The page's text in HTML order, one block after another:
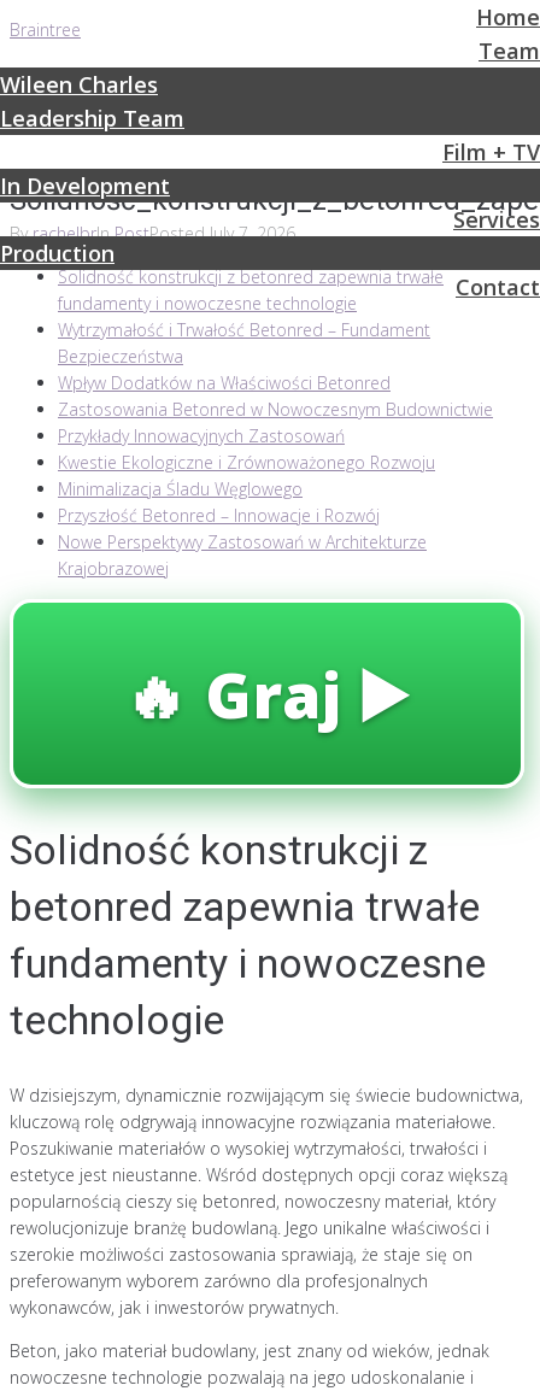
Braintree
Home
Team
Wileen Charles
Leadership Team
Film + TV
In Development
Services
Production
Contact
ByrachelbrInPostPostedJuly 7, 2026
Solidność konstrukcji z betonred zapewnia trwałe
fundamenty i nowoczesne technologie
Wytrzymałość i Trwałość Betonred – Fundament
Bezpieczeństwa
Wpływ Dodatków na Właściwości Betonred
Zastosowania Betonred w Nowoczesnym Budownictwie
Przykłady Innowacyjnych Zastosowań
Kwestie Ekologiczne i Zrównoważonego Rozwoju
Minimalizacja Śladu Węglowego
Przyszłość Betonred – Innowacje i Rozwój
Nowe Perspektywy Zastosowań w Architekturze
Krajobrazowej
🔥 Graj ▶️
Solidność konstrukcji z
betonred zapewnia trwałe
fundamenty i nowoczesne
technologie
W dzisiejszym, dynamicznie rozwijającym się świecie budownictwa,
kluczową rolę odgrywają innowacyjne rozwiązania materiałowe.
Poszukiwanie materiałów o wysokiej wytrzymałości, trwałości i
estetyce jest nieustanne. Wśród dostępnych opcji coraz większą
popularnością cieszy się betonred, nowoczesny materiał, który
rewolucjonizuje branżę budowlaną. Jego unikalne właściwości i
szerokie możliwości zastosowania sprawiają, że staje się on
preferowanym wyborem zarówno dla profesjonalnych
wykonawców, jak i inwestorów prywatnych.
Beton, jako materiał budowlany, jest znany od wieków, jednak
nowoczesne technologie pozwalają na jego udoskonalanie i